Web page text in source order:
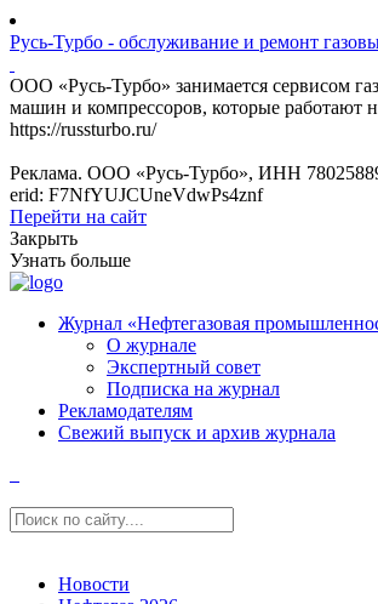
Русь-Турбо - обслуживание и ремонт
ООО «Русь-Турбо» занимается сервисом
машин и компрессоров, которые работают
https://russturbo.ru/
Реклама. ООО «Русь-Турбо», ИНН
erid: F7NfYUJCUneVdwPs4znf
Перейти на сайт
Закрыть
Узнать больше
Журнал «Нефтегазовая
О журнале
Экспертный совет
Подписка на журнал
Рекламодателям
Свежий выпуск и архив журнала
Новости